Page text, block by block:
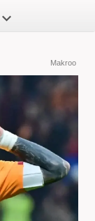
Makroo